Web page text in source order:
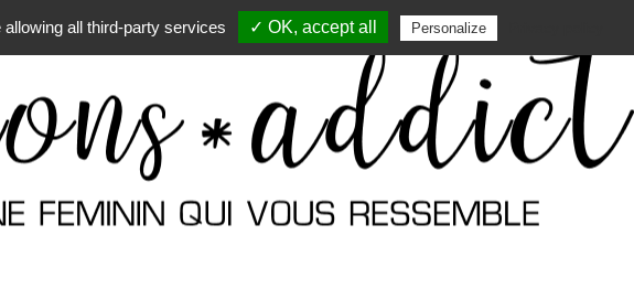
allowing all third-party services ✓ OK, accept all Personalize